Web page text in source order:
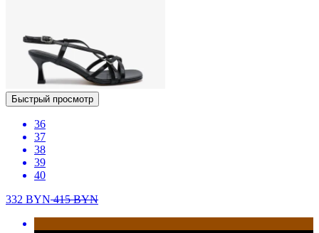
Быстрый просмотр
36
37
38
39
40
332 BYN415BYN